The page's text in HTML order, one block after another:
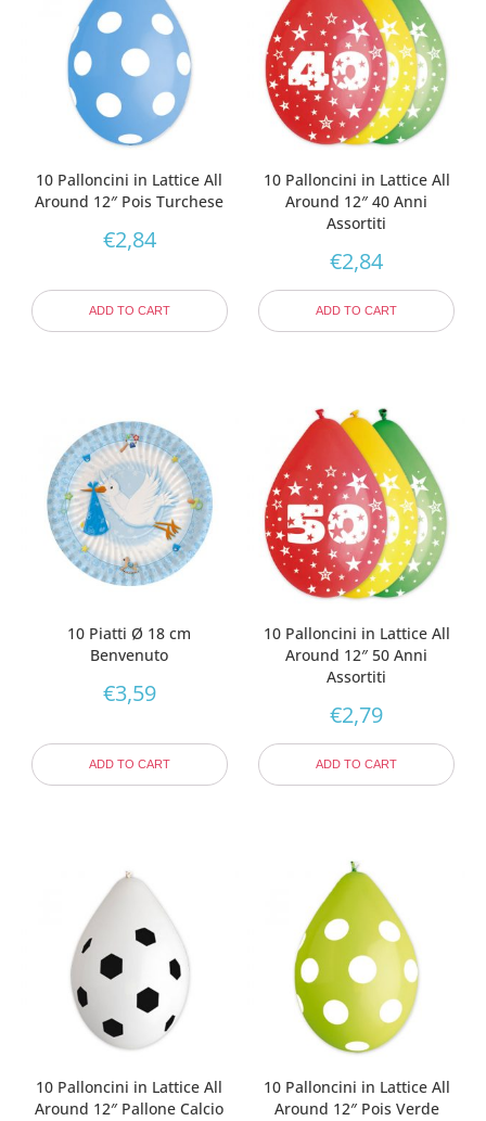
10 Palloncini in Lattice All
Around 12″ Pois Turchese
€2,84
ADD TO CART
10 Palloncini in Lattice All
Around 12″ 40 Anni
Assortiti
€2,84
ADD TO CART
10 Piatti Ø 18 cm
Benvenuto
€3,59
ADD TO CART
10 Palloncini in Lattice All
Around 12″ 50 Anni
Assortiti
€2,79
ADD TO CART
10 Palloncini in Lattice All
Around 12″ Pallone Calcio
10 Palloncini in Lattice All
Around 12″ Pois Verde